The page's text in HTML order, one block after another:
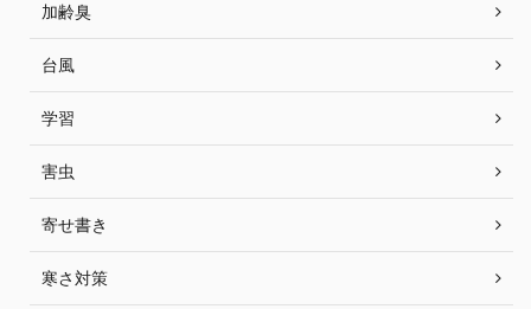
加齢臭
台風
学習
害虫
寄せ書き
寒さ対策